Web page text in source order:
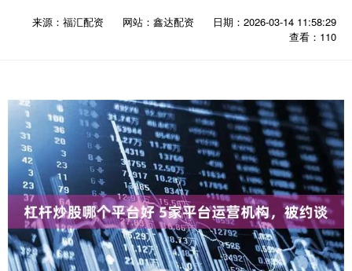
来源：福汇配资 网站：鑫达配资
日期：2026-03-14 11:58:29
查看：110